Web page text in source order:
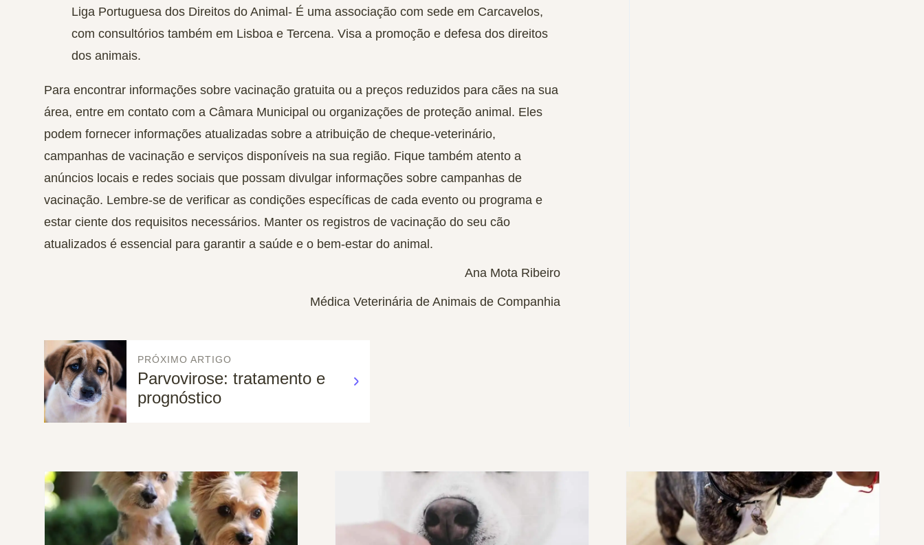
Liga Portuguesa dos Direitos do Animal- É uma associação com sede em Carcavelos,
com consultórios também em Lisboa e Tercena. Visa a promoção e defesa dos direitos
dos animais.
Para encontrar informações sobre vacinação gratuita ou a preços reduzidos para cães na sua
área, entre em contato com a Câmara Municipal ou organizações de proteção animal. Eles
podem fornecer informações atualizadas sobre a atribuição de cheque-veterinário,
campanhas de vacinação e serviços disponíveis na sua região. Fique também atento a
anúncios locais e redes sociais que possam divulgar informações sobre campanhas de
vacinação. Lembre-se de verificar as condições específicas de cada evento ou programa e
estar ciente dos requisitos necessários. Manter os registros de vacinação do seu cão
atualizados é essencial para garantir a saúde e o bem-estar do animal.
Ana Mota Ribeiro
Médica Veterinária de Animais de Companhia
PRÓXIMO ARTIGO
Parvovirose: tratamento e
prognóstico